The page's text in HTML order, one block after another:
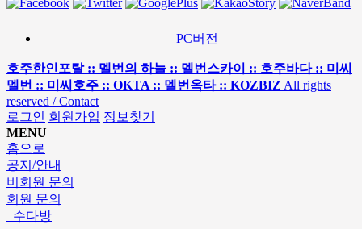
PC버전
호주한인포탈 :: 멜번의 하늘 :: 멜번스카이 :: 호주바다 :: 미씨
멜번 :: 미씨호주 :: OKTA :: 멜번옥타 :: KOZBIZ All rights
reserved / Contact
로그인 회원가입 정보찾기
MENU
홈으로
공지/안내
비회원 문의
회원 문의
수다방